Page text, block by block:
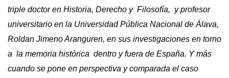
triple doctor en Historia, Derecho y Filosofía, y profesor
universitario en la Universidad Pública Nacional de Álava,
Roldan Jimeno Aranguren, en sus investigaciones en torno
a la memoria histórica dentro y fuera de España. Y más
cuando se pone en perspectiva y comparada el caso